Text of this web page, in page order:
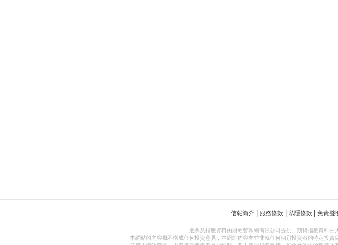
信報簡介 服務條款 私隱條款 免責聲
股票及指數資料由財經智珠網有限公司提供。期貨指數資料由
本網站的內容概不構成任何投資意見，本網站內容亦並非就任何個別投資者的特定投